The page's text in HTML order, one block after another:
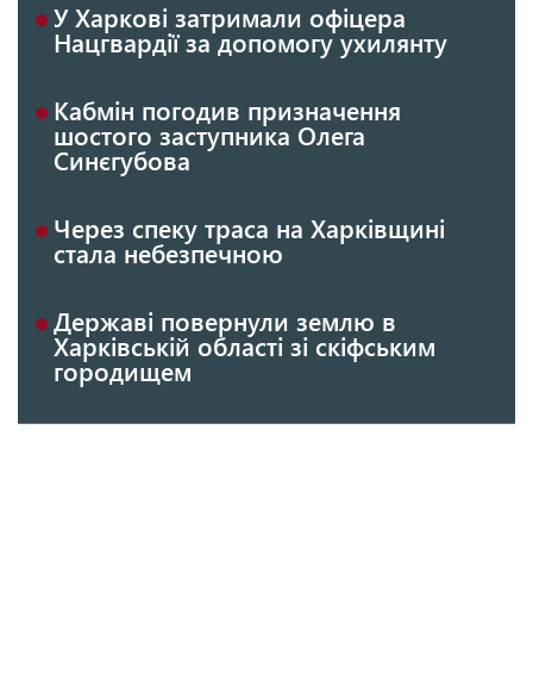
У Харкові затримали офіцера
Нацгвардії за допомогу ухилянту
Кабмін погодив призначення
шостого заступника Олега
Синєгубова
Через спеку траса на Харківщині
стала небезпечною
Державі повернули землю в
Харківській області зі скіфським
городищем